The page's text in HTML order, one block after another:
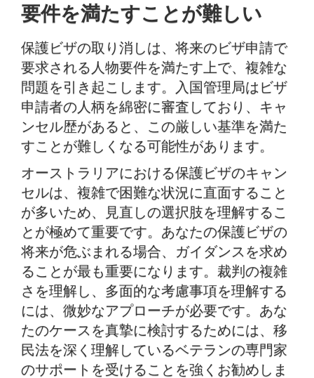
要件を満たすことが難しい
保護ビザの取り消しは、将来のビザ申請で
要求される人物要件を満たす上で、複雑な
問題を引き起こします。入国管理局はビザ
申請者の人柄を綿密に審査しており、キャ
ンセル歴があると、この厳しい基準を満た
すことが難しくなる可能性があります。
オーストラリアにおける保護ビザのキャン
セルは、複雑で困難な状況に直面すること
が多いため、見直しの選択肢を理解するこ
とが極めて重要です。あなたの保護ビザの
将来が危ぶまれる場合、ガイダンスを求め
ることが最も重要になります。裁判の複雑
さを理解し、多面的な考慮事項を理解する
には、微妙なアプローチが必要です。あな
たのケースを真摯に検討するためには、移
民法を深く理解しているベテランの専門家
のサポートを受けることを強くお勧めしま